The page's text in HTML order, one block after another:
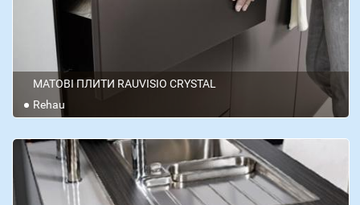
МАТОВІ ПЛИТИ RAUVISIO CRYSTAL
Rehau